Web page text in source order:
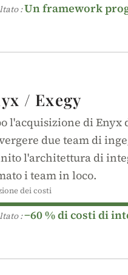
:Un framework
/ Exegy
l'acquisizione di Enyx
due team di
l'architettura di
i team in loco.
dei costi
:−60 % di costi di